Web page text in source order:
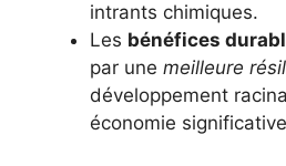
intrants chimiques.
Les bénéfices
par une meilleure
développement
économie